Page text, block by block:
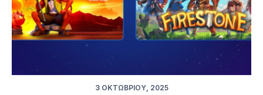
3 ΟΚΤΩΒΡΊΟΥ, 2025